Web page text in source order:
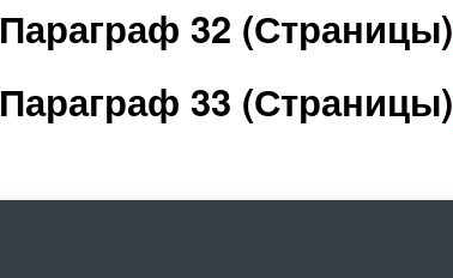
Параграф 32 (Страницы)
Параграф 33 (Страницы)